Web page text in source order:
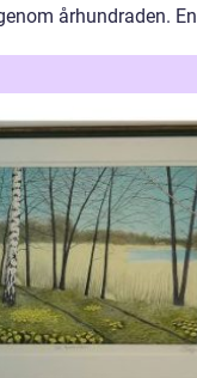
århundraden. En